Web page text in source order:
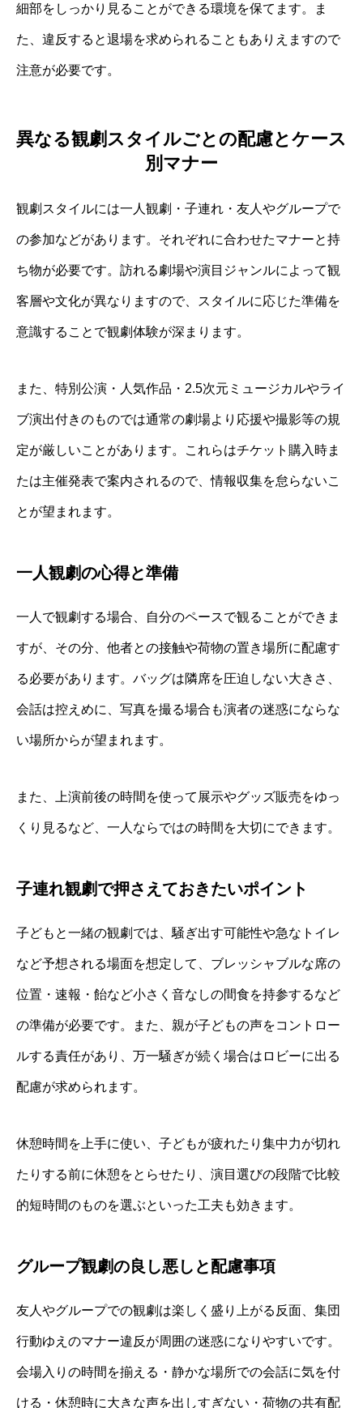
細部をしっかり見ることができる環境を保てます。ま
た、違反すると退場を求められることもありえますので
注意が必要です。
異なる観劇スタイルごとの配慮とケース
別マナー
観劇スタイルには一人観劇・子連れ・友人やグループで
の参加などがあります。それぞれに合わせたマナーと持
ち物が必要です。訪れる劇場や演目ジャンルによって観
客層や文化が異なりますので、スタイルに応じた準備を
意識することで観劇体験が深まります。
また、特別公演・人気作品・2.5次元ミュージカルやライ
ブ演出付きのものでは通常の劇場より応援や撮影等の規
定が厳しいことがあります。これらはチケット購入時ま
たは主催発表で案内されるので、情報収集を怠らないこ
とが望まれます。
一人観劇の心得と準備
一人で観劇する場合、自分のペースで観ることができま
すが、その分、他者との接触や荷物の置き場所に配慮す
る必要があります。バッグは隣席を圧迫しない大きさ、
会話は控えめに、写真を撮る場合も演者の迷惑にならな
い場所からが望まれます。
また、上演前後の時間を使って展示やグッズ販売をゆっ
くり見るなど、一人ならではの時間を大切にできます。
子連れ観劇で押さえておきたいポイント
子どもと一緒の観劇では、騒ぎ出す可能性や急なトイレ
など予想される場面を想定して、ブレッシャブルな席の
位置・速報・飴など小さく音なしの間食を持参するなど
の準備が必要です。また、親が子どもの声をコントロー
ルする責任があり、万一騒ぎが続く場合はロビーに出る
配慮が求められます。
休憩時間を上手に使い、子どもが疲れたり集中力が切れ
たりする前に休憩をとらせたり、演目選びの段階で比較
的短時間のものを選ぶといった工夫も効きます。
グループ観劇の良し悪しと配慮事項
友人やグループでの観劇は楽しく盛り上がる反面、集団
行動ゆえのマナー違反が周囲の迷惑になりやすいです。
会場入りの時間を揃える・静かな場所での会話に気を付
ける・休憩時に大きな声を出しすぎない・荷物の共有配